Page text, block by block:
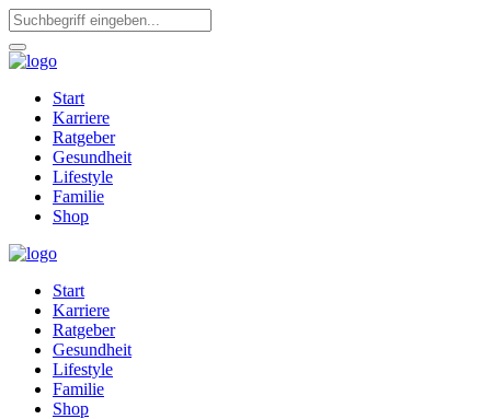
Start
Karriere
Ratgeber
Gesundheit
Lifestyle
Familie
Shop
Start
Karriere
Ratgeber
Gesundheit
Lifestyle
Familie
Shop